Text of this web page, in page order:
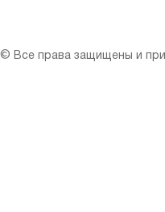
© Все права защищены и